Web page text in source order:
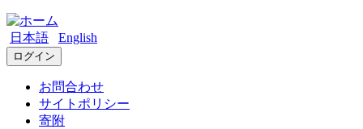
日本語 English
ログイン
お問合わせ
サイトポリシー
寄附